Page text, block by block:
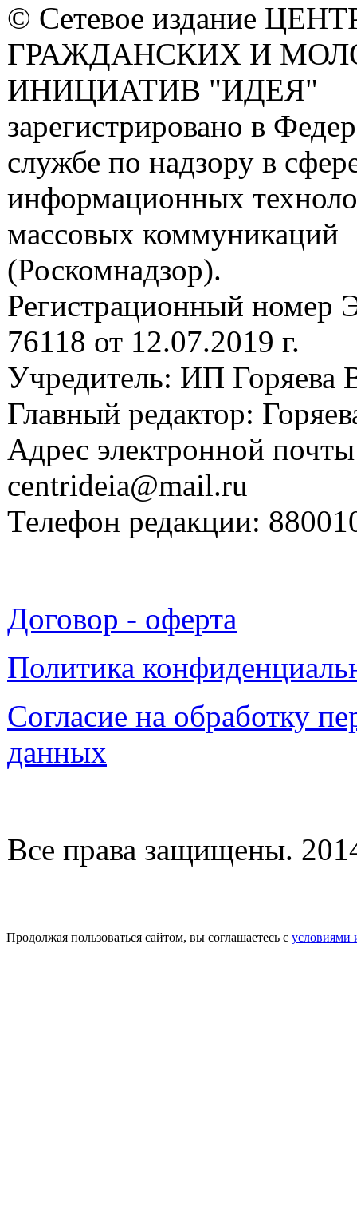
© Сетевое издание
ГРАЖДАНСКИХ И
ИНИЦИАТИВ "ИДЕЯ"
зарегистрировано в
службе по надзору в
информационных
массовых коммуникаций
(Роскомнадзор).
Регистрационный
76118 от 12.07.2019 г.
Учредитель: ИП Горяева
Главный редактор:
Адрес электронной
centrideia@mail.ru
Телефон редакции:
Договор - оферта
Политика
Согласие на обработку
данных
Все права защищены.
Продолжая пользоваться сайтом, вы соглашаетесь с условиями